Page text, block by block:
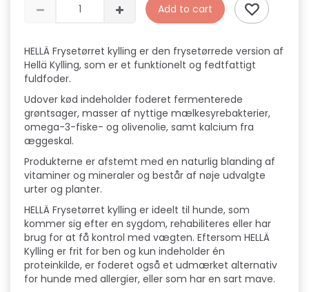
Add to cart
HELLÄ Frysetørret kylling er den frysetørrede version af
Hellä Kylling, som er et funktionelt og fedtfattigt
fuldfoder.
Udover kød indeholder foderet fermenterede
grøntsager, masser af nyttige mælkesyrebakterier,
omega-3-fiske- og olivenolie, samt kalcium fra
æggeskal.
Produkterne er afstemt med en naturlig blanding af
vitaminer og mineraler og består af nøje udvalgte
urter og planter.
HELLÄ Frysetørret kylling er ideelt til hunde, som
kommer sig efter en sygdom, rehabiliteres eller har
brug for at få kontrol med vægten. Eftersom HELLÄ
Kylling er frit for ben og kun indeholder én
proteinkilde, er foderet også et udmærket alternativ
for hunde med allergier, eller som har en sart mave.